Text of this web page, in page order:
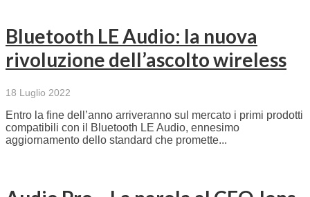
Bluetooth LE Audio: la nuova
rivoluzione dell’ascolto wireless
18 Luglio 2022
Entro la fine dell’anno arriveranno sul mercato i primi prodotti
compatibili con il Bluetooth LE Audio, ennesimo
aggiornamento dello standard che promette...